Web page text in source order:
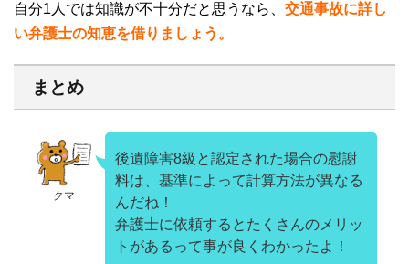
自分1 人では知識が不十分だと思うなら、 交通事故に詳し
い弁護士の知恵を借りましょう。
まとめ
クマ
後遺障害8級と認定された場合の慰謝
料は、基準によって計算方法が異なる
んだね！
弁護士に依頼するとたくさんのメリッ
トがあるって事が良くわかったよ！